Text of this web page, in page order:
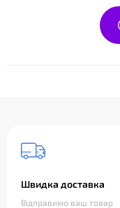
Швидка доставка
Відправимо ваш товар